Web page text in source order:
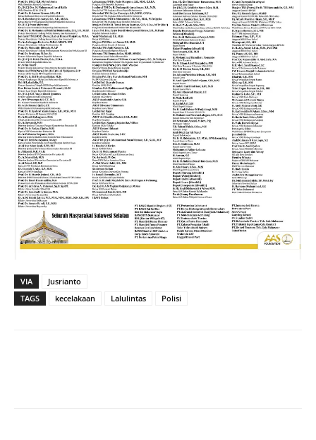
VIA
Jusrianto
TAGS
kecelakaan Lalulintas Polisi